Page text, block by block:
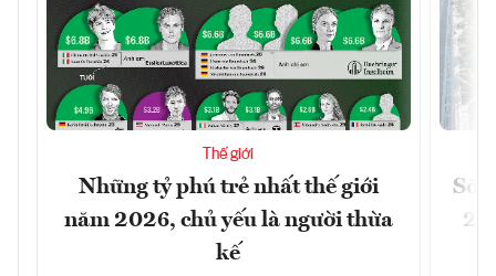
Thế giới
Những tỷ phú trẻ nhất thế giới
năm 2026, chủ yếu là người thừa
kế
Số